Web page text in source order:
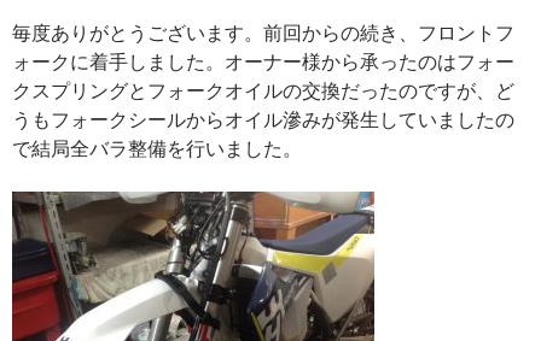
毎度ありがとうございます。前回からの続き、フロントフ
ォークに着手しました。オーナー様から承ったのはフォー
クスプリングとフォークオイルの交換だったのですが、ど
うもフォークシールからオイル滲みが発生していましたの
で結局全バラ整備を行いました。